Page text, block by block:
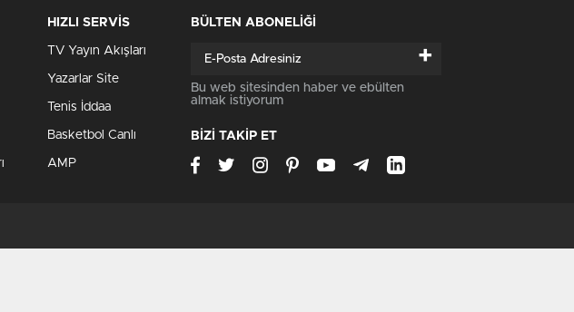
HIZLI SERVİS
TV Yayın Akışları
Yazarlar Site
Tenis İddaa
Basketbol Canlı
AMP
BÜLTEN ABONELİĞİ
+
Bu web sitesinden haber ve ebülten
almak istiyorum
BİZİ TAKİP ET